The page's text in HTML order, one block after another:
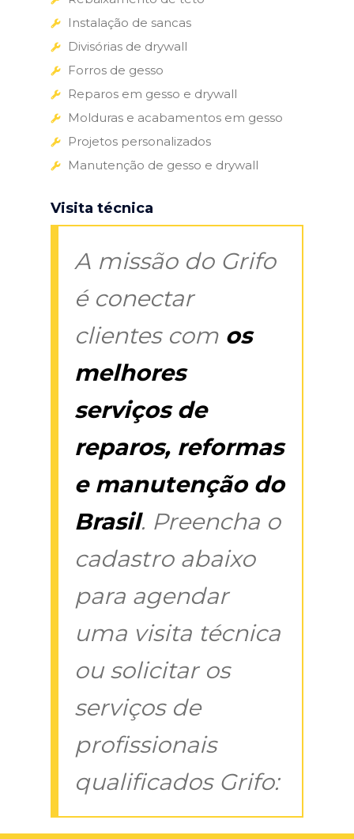
Instalação de sancas
Divisórias de drywall
Forros de gesso
Reparos em gesso e drywall
Molduras e acabamentos em gesso
Projetos personalizados
Manutenção de gesso e drywall
Visita técnica
A missão do Grifo
é conectar
clientes com os
melhores
serviços de
reparos, reformas
e manutenção do
Brasil. Preencha o
cadastro abaixo
para agendar
uma visita técnica
ou solicitar os
serviços de
profissionais
qualificados Grifo: